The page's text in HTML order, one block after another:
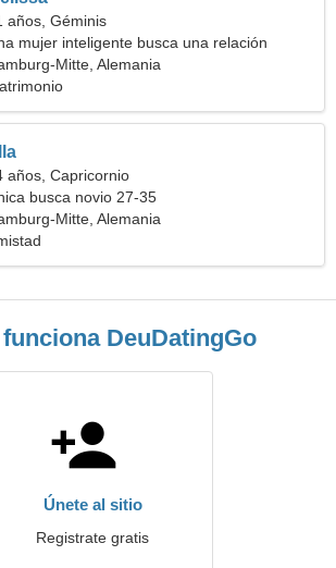
años, Géminis
mujer inteligente busca una relación
Mitte, Alemania
años, Capricornio
busca novio 27-35
Mitte, Alemania
DeuDatingGo
Únete al sitio
Registrate gratis